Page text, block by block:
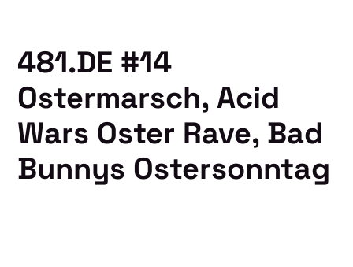
481.DE #14
Ostermarsch, Acid
Wars Oster Rave, Bad
Bunnys Ostersonntag